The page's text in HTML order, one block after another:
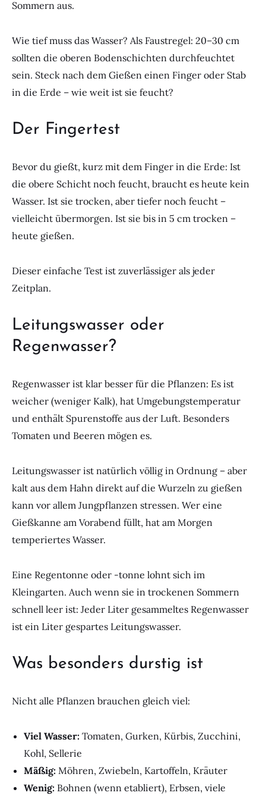
Sommern aus.
Wie tief muss das Wasser? Als Faustregel: 20–30 cm
sollten die oberen Bodenschichten durchfeuchtet
sein. Steck nach dem Gießen einen Finger oder Stab
in die Erde – wie weit ist sie feucht?
Der Fingertest
Bevor du gießt, kurz mit dem Finger in die Erde: Ist
die obere Schicht noch feucht, braucht es heute kein
Wasser. Ist sie trocken, aber tiefer noch feucht –
vielleicht übermorgen. Ist sie bis in 5 cm trocken –
heute gießen.
Dieser einfache Test ist zuverlässiger als jeder
Zeitplan.
Leitungswasser oder
Regenwasser?
Regenwasser ist klar besser für die Pflanzen: Es ist
weicher (weniger Kalk), hat Umgebungstemperatur
und enthält Spurenstoffe aus der Luft. Besonders
Tomaten und Beeren mögen es.
Leitungswasser ist natürlich völlig in Ordnung – aber
kalt aus dem Hahn direkt auf die Wurzeln zu gießen
kann vor allem Jungpflanzen stressen. Wer eine
Gießkanne am Vorabend füllt, hat am Morgen
temperiertes Wasser.
Eine Regentonne oder -tonne lohnt sich im
Kleingarten. Auch wenn sie in trockenen Sommern
schnell leer ist: Jeder Liter gesammeltes Regenwasser
ist ein Liter gespartes Leitungswasser.
Was besonders durstig ist
Nicht alle Pflanzen brauchen gleich viel:
Viel Wasser: Tomaten, Gurken, Kürbis, Zucchini,
Kohl, Sellerie
Mäßig: Möhren, Zwiebeln, Kartoffeln, Kräuter
Wenig: Bohnen (wenn etabliert), Erbsen, viele